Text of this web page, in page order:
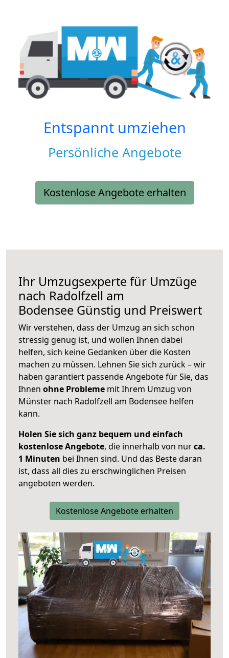
Entspannt umziehen
Persönliche Angebote
Kostenlose Angebote erhalten
Ihr Umzugsexperte für Umzüge
nach Radolfzell am
Bodensee Günstig und Preiswert
Wir verstehen, dass der Umzug an sich schon
stressig genug ist, und wollen Ihnen dabei
helfen, sich keine Gedanken über die Kosten
machen zu müssen. Lehnen Sie sich zurück – wir
haben garantiert passende Angebote für Sie, das
Ihnen ohne Probleme mit Ihrem Umzug von
Münster nach Radolfzell am Bodensee helfen
kann.
Holen Sie sich ganz bequem und einfach
kostenlose Angebote, die innerhalb von nurca.
1 Minuten bei Ihnen sind. Und das Beste daran
ist, dass all dies zu erschwinglichen Preisen
angeboten werden.
Kostenlose Angebote erhalten